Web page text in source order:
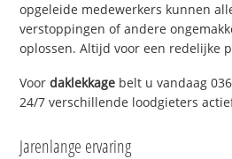
opgeleide medewerkers kunnen
verstoppingen of andere
oplossen. Altijd voor een redelijke
Voordaklekkage belt u vandaag
24/7 verschillende loodgieters
Jarenlange ervaring